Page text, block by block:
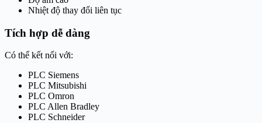
Nhiệt độ thay đổi liên tục
Tích hợp dễ dàng
Có thể kết nối với:
PLC Siemens
PLC Mitsubishi
PLC Omron
PLC Allen Bradley
PLC Schneider